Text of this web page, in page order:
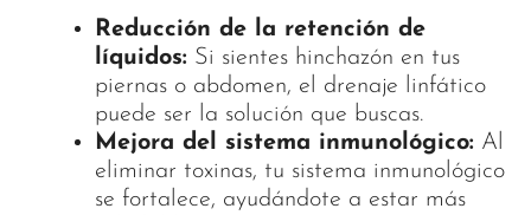
Reducción de la retención de
líquidos: Si sientes hinchazón en tus
piernas o abdomen, el drenaje linfático
puede ser la solución que buscas.
Mejora del sistema inmunológico: Al
eliminar toxinas, tu sistema inmunológico
se fortalece, ayudándote a estar más